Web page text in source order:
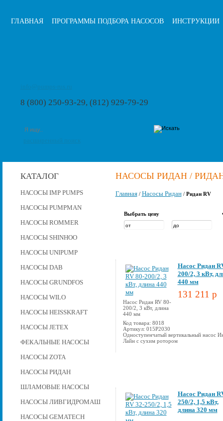
ГЛАВНАЯ ПРОГРАММЫ ПОДБОРА НАСОСОВ ИНСТРУКЦИИ
8 (800) 250-93-29, (812) 929-79-29
КАТАЛОГ
НАСОСЫ IMP PUMPS
НАСОСЫ PUMPMAN
НАСОСЫ ROMMER
НАСОСЫ SHINHOO
НАСОСЫ UNIPUMP
НАСОСЫ DAB
НАСОСЫ GRUNDFOS
НАСОСЫ WILO
НАСОСЫ HEISSKRAFT
НАСОСЫ JETEX
ФЕКАЛЬНЫЕ НАСОСЫ
НАСОСЫ ZOTA
НАСОСЫ РИДАН
ШЛАМОВЫЕ НАСОСЫ
НАСОСЫ ЛИВГИДРОМАШ
НАСОСЫ GEMATECH
НАСОСЫ РИДАН /
Главная/ Насосы Ридан/ Ридан RV
Выбрать цену
Насос Ридан RV 80-
200/2, 3 кВт, длина
440 мм
Насос Ридан
200/2, 3 кВт,
440 мм
131 211 p
Код товара: 8018
Артикул: 015P2030
Одноступенчатый вертикальный насос
Лайн с сухим ротором
Насос Ридан
250/2, 1,5 кВт,
длина 320 мм